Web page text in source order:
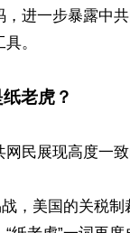
进一步暴露中
。
老虎？
民展现高度一致
，美国的关税制